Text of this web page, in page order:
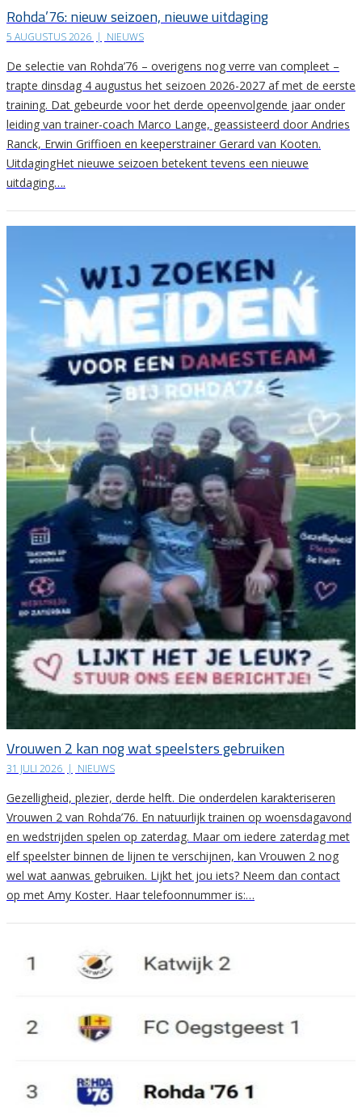
Rohda’76: nieuw seizoen, nieuwe uitdaging
5 AUGUSTUS 2026 | NIEUWS
De selectie van Rohda’76 – overigens nog verre van compleet –
trapte dinsdag 4 augustus het seizoen 2026-2027 af met de eerste
training. Dat gebeurde voor het derde opeenvolgende jaar onder
leiding van trainer-coach Marco Lange, geassisteerd door Andries
Ranck, Erwin Griffioen en keeperstrainer Gerard van Kooten.
UitdagingHet nieuwe seizoen betekent tevens een nieuwe
uitdaging….
Vrouwen 2 kan nog wat speelsters gebruiken
31 JULI 2026 | NIEUWS
Gezelligheid, plezier, derde helft. Die onderdelen karakteriseren
Vrouwen 2 van Rohda’76. En natuurlijk trainen op woensdagavond
en wedstrijden spelen op zaterdag. Maar om iedere zaterdag met
elf speelster binnen de lijnen te verschijnen, kan Vrouwen 2 nog
wel wat aanwas gebruiken. Lijkt het jou iets? Neem dan contact
op met Amy Koster. Haar telefoonnummer is:…